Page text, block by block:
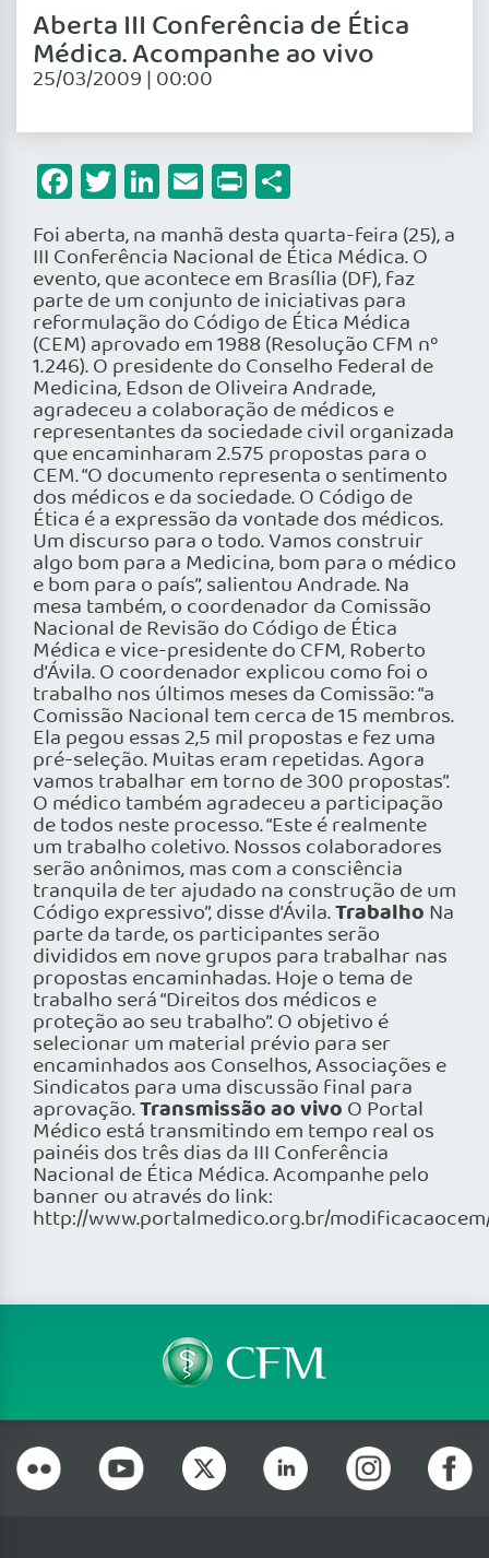
Aberta III Conferência de Ética
Médica. Acompanhe ao vivo
25/03/2009 | 00:00
Facebook
Twitter
LinkedIn
Email
Print
Foi aberta, na manhã desta quarta-feira (25), a
III Conferência Nacional de Ética Médica. O
evento, que acontece em Brasília (DF), faz
parte de um conjunto de iniciativas para
reformulação do Código de Ética Médica
(CEM) aprovado em 1988 (Resolução CFM nº
1.246). O presidente do Conselho Federal de
Medicina, Edson de Oliveira Andrade,
agradeceu a colaboração de médicos e
representantes da sociedade civil organizada
que encaminharam 2.575 propostas para o
CEM. “O documento representa o sentimento
dos médicos e da sociedade. O Código de
Ética é a expressão da vontade dos médicos.
Um discurso para o todo. Vamos construir
algo bom para a Medicina, bom para o médico
e bom para o país”, salientou Andrade. Na
mesa também, o coordenador da Comissão
Nacional de Revisão do Código de Ética
Médica e vice-presidente do CFM, Roberto
d’Ávila. O coordenador explicou como foi o
trabalho nos últimos meses da Comissão: “a
Comissão Nacional tem cerca de 15 membros.
Ela pegou essas 2,5 mil propostas e fez uma
pré-seleção. Muitas eram repetidas. Agora
vamos trabalhar em torno de 300 propostas”.
O médico também agradeceu a participação
de todos neste processo. “Este é realmente
um trabalho coletivo. Nossos colaboradores
serão anônimos, mas com a consciência
tranquila de ter ajudado na construção de um
Código expressivo”, disse d’Ávila.Trabalho Na
parte da tarde, os participantes serão
divididos em nove grupos para trabalhar nas
propostas encaminhadas. Hoje o tema de
trabalho será “Direitos dos médicos e
proteção ao seu trabalho”. O objetivo é
selecionar um material prévio para ser
encaminhados aos Conselhos, Associações e
Sindicatos para uma discussão final para
aprovação.Transmissão ao vivo O Portal
Médico está transmitindo em tempo real os
painéis dos três dias da III Conferência
Nacional de Ética Médica. Acompanhe pelo
banner ou através do link:
http://www.portalmedico.org.br/